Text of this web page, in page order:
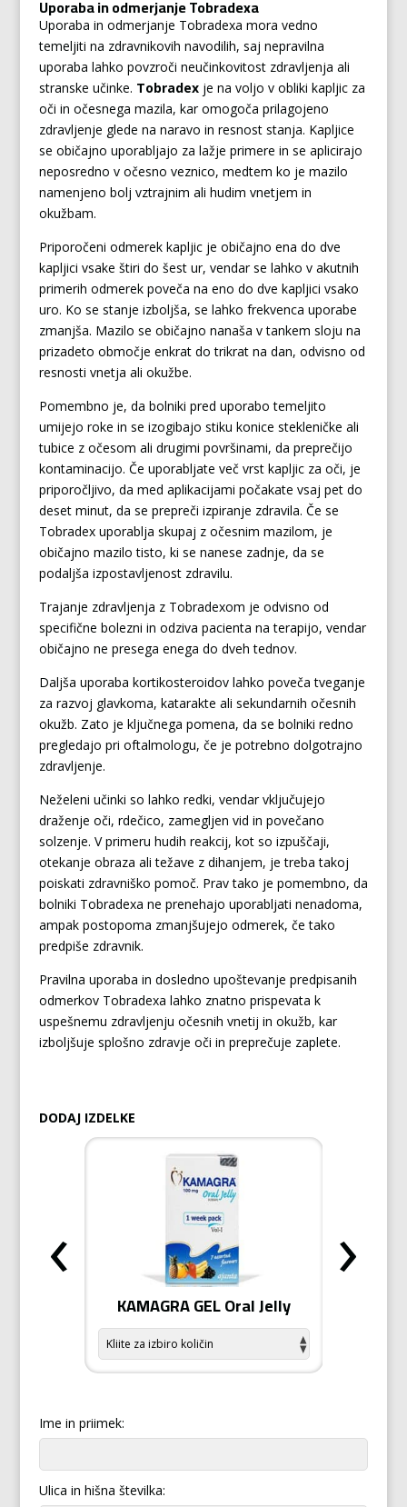
Uporaba in odmerjanje Tobradexa
Uporaba in odmerjanje Tobradexa mora vedno
temeljiti na zdravnikovih navodilih, saj nepravilna
uporaba lahko povzroči neučinkovitost zdravljenja ali
stranske učinke. Tobradex je na voljo v obliki kapljic za
oči in očesnega mazila, kar omogoča prilagojeno
zdravljenje glede na naravo in resnost stanja. Kapljice
se običajno uporabljajo za lažje primere in se aplicirajo
neposredno v očesno veznico, medtem ko je mazilo
namenjeno bolj vztrajnim ali hudim vnetjem in
okužbam.
Priporočeni odmerek kapljic je običajno ena do dve
kapljici vsake štiri do šest ur, vendar se lahko v akutnih
primerih odmerek poveča na eno do dve kapljici vsako
uro. Ko se stanje izboljša, se lahko frekvenca uporabe
zmanjša. Mazilo se običajno nanaša v tankem sloju na
prizadeto območje enkrat do trikrat na dan, odvisno od
resnosti vnetja ali okužbe.
Pomembno je, da bolniki pred uporabo temeljito
umijejo roke in se izogibajo stiku konice stekleničke ali
tubice z očesom ali drugimi površinami, da preprečijo
kontaminacijo. Če uporabljate več vrst kapljic za oči, je
priporočljivo, da med aplikacijami počakate vsaj pet do
deset minut, da se prepreči izpiranje zdravila. Če se
Tobradex uporablja skupaj z očesnim mazilom, je
običajno mazilo tisto, ki se nanese zadnje, da se
podaljša izpostavljenost zdravilu.
Trajanje zdravljenja z Tobradexom je odvisno od
specifične bolezni in odziva pacienta na terapijo, vendar
običajno ne presega enega do dveh tednov.
Daljša uporaba kortikosteroidov lahko poveča tveganje
za razvoj glavkoma, katarakte ali sekundarnih očesnih
okužb. Zato je ključnega pomena, da se bolniki redno
pregledajo pri oftalmologu, če je potrebno dolgotrajno
zdravljenje.
Neželeni učinki so lahko redki, vendar vključujejo
draženje oči, rdečico, zamegljen vid in povečano
solzenje. V primeru hudih reakcij, kot so izpuščaji,
otekanje obraza ali težave z dihanjem, je treba takoj
poiskati zdravniško pomoč. Prav tako je pomembno, da
bolniki Tobradexa ne prenehajo uporabljati nenadoma,
ampak postopoma zmanjšujejo odmerek, če tako
predpiše zdravnik.
Pravilna uporaba in dosledno upoštevanje predpisanih
odmerkov Tobradexa lahko znatno prispevata k
uspešnemu zdravljenju očesnih vnetij in okužb, kar
izboljšuje splošno zdravje oči in preprečuje zaplete.
DODAJ IZDELKE
KAMAGRA GEL Oral Jelly
‹ ›
Ime in priimek:
Ulica in hišna številka: